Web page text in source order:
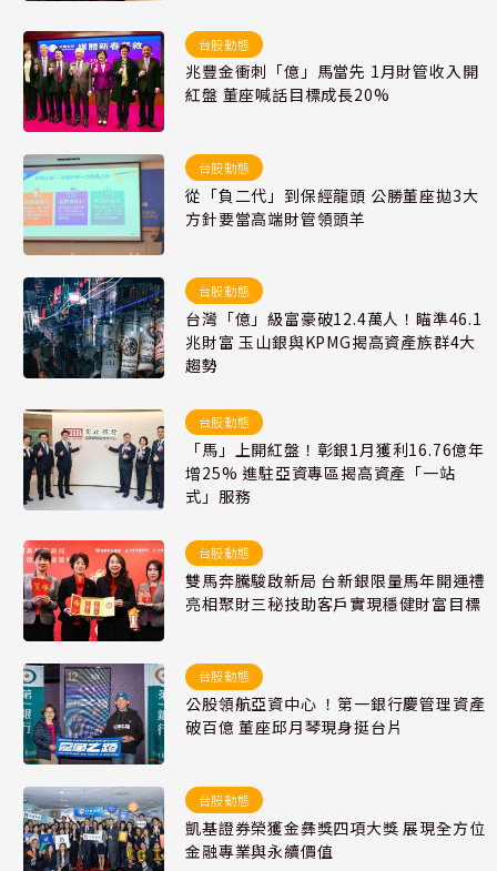
台股動態
兆豐金衝刺「億」馬當先 1月財管收入開
紅盤 董座喊話目標成長20%
台股動態
從「負二代」到保經龍頭 公勝董座拋3大
方針要當高端財管領頭羊
台股動態
台灣「億」級富豪破12.4萬人！瞄準46.1
兆財富 玉山銀與KPMG揭高資產族群4大
趨勢
台股動態
「馬」上開紅盤！彰銀1月獲利16.76億年
增25% 進駐亞資專區揭高資產「一站
式」服務
台股動態
雙馬奔騰駿啟新局 台新銀限量馬年開運禮
亮相聚財三秘技助客戶實現穩健財富目標
台股動態
公股領航亞資中心 ！第一銀行慶管理資產
破百億 董座邱月琴現身挺台片
台股動態
凱基證券榮獲金彝獎四項大獎 展現全方位
金融專業與永續價值